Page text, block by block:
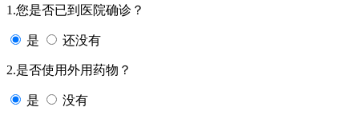
1.您是否已到医院确诊？
是 还没有
2.是否使用外用药物？
是 没有